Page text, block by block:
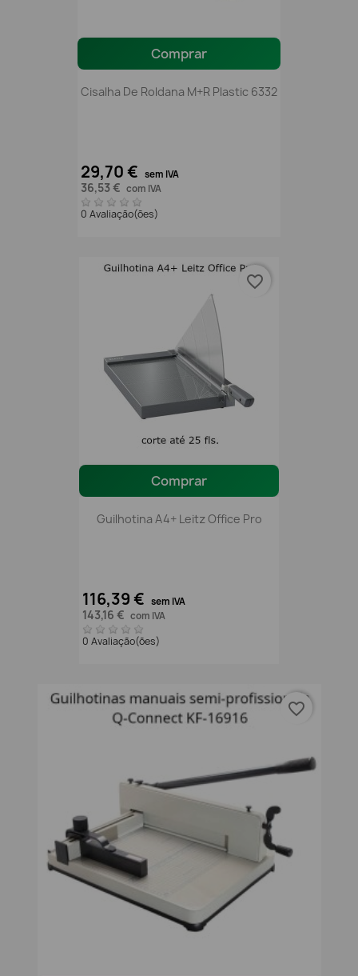
Comprar
Cisalha De Roldana M+R Plastic 6332
29,70 € sem IVA
36,53 € com IVA
0 Avaliação(ões)
Comprar
Guilhotina A4+ Leitz Office Pro
116,39 € sem IVA
143,16 € com IVA
0 Avaliação(ões)
favorite_border
favorite_border